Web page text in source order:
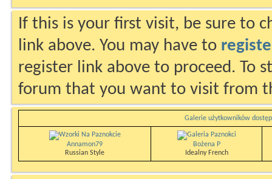
If this is your first visit, be sure to
link above. You may have to
register link above to proceed. To
forum that you want to visit from
Galerie użytkowników
Annamon79
Russian Style
Bożena P
Idealny French